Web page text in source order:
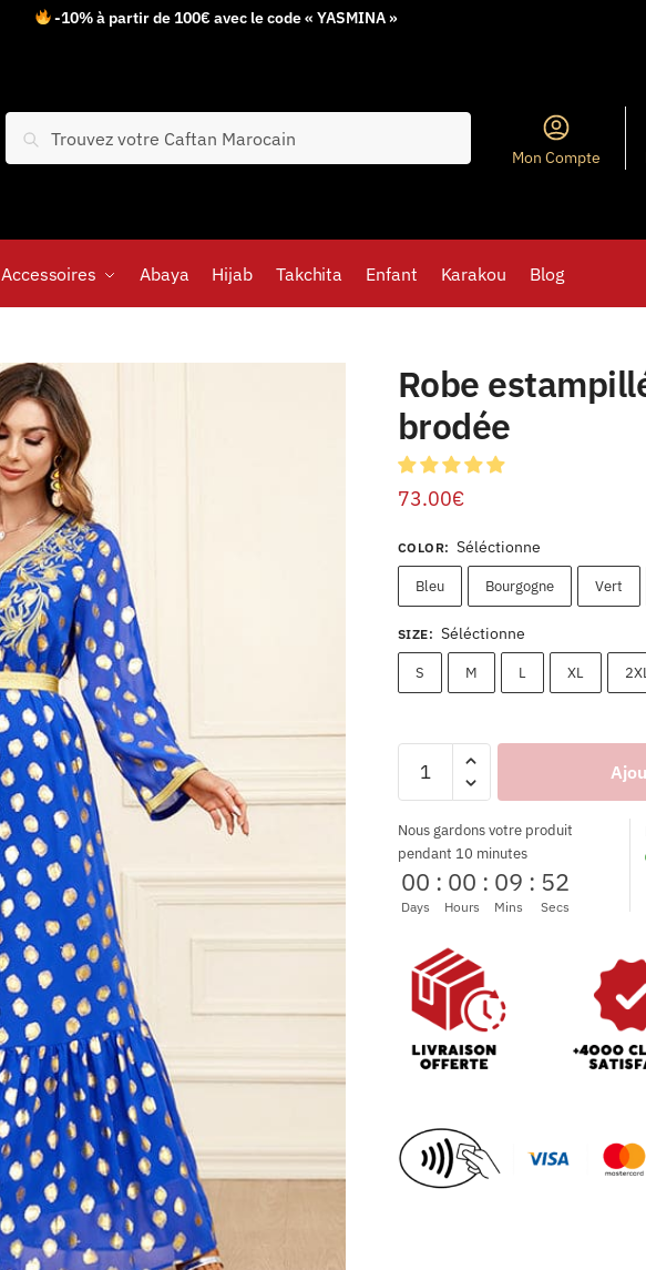
-10% à partir de 100€ avec le code « YASMINA »
Recherche
Mon Compte
Accessoires Abaya Hijab Takchita Enfant Karakou Blog
Robe
brodée
73.00€
COLOR: Séléctionne
Bleu Bourgogne Vert
SIZE: Séléctionne
S M L XL
Nous gardons votre produit
pendant 10 minutes
00
Days
: 00
Hours
: 09
Mins
: 51
Secs